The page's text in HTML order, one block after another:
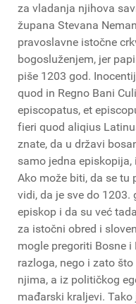
za vladanja njihova
župana Stevana
pravoslavne istočne
bogosluženjem, jer
piše 1203 god.
quod in Regno Bani
episcopatus, et
fieri quod aliqius
znate, da u državi
samo jedna
Ako može biti, da se tu
vidi, da je sve do 1203.
episkop i da su već
za istočni obred i
mogle pregoriti Bosne
razloga, nego i zato
njima, a iz političkog
mađarski kraljevi.